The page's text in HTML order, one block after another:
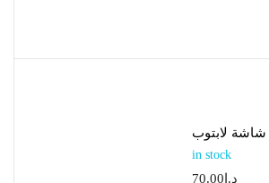
in stock
د.ا 70.00